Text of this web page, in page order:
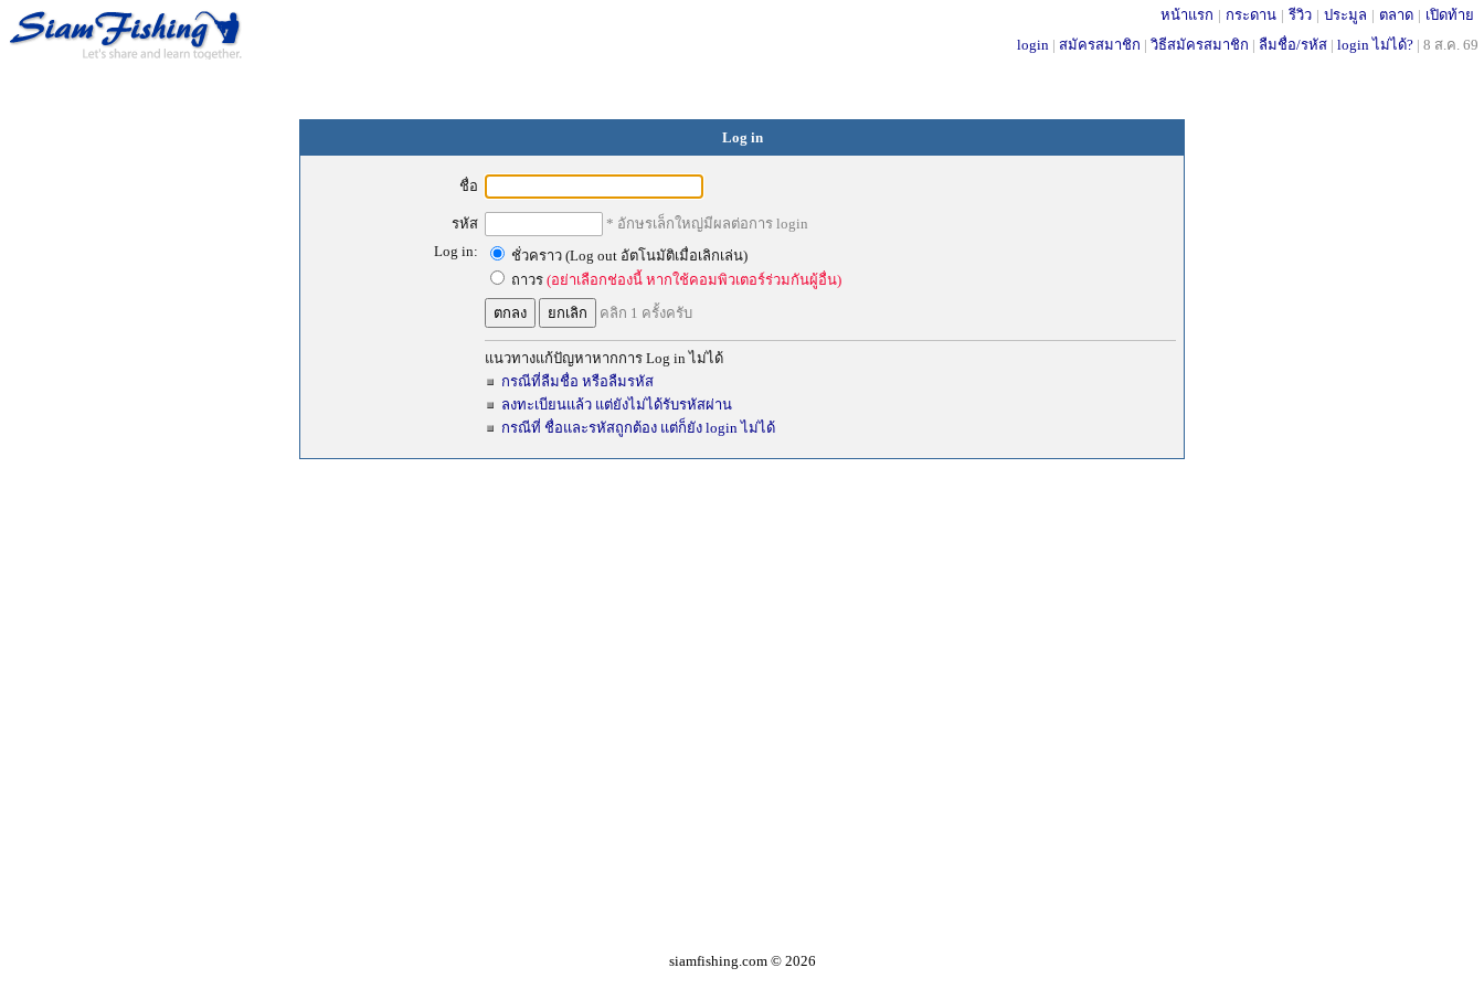
หน้าแรก | กระดาน | รีวิว | ประมูล | ตลาด | เปิดท้าย
login | สมัครสมาชิก | วิธีสมัครสมาชิก | ลืมชื่อ/รหัส | login ไม่ได้? | 8 ส.ค. 69
Log in
ชื่อ
รหัส
* อักษรเล็กใหญ่มีผลต่อการ login
Log in:
ชั่วคราว (Log out อัตโนมัติเมื่อเลิกเล่น)
ถาวร (อย่าเลือกช่องนี้ หากใช้คอมพิวเตอร์ร่วมกันผู้อื่น)
คลิก 1 ครั้งครับ
แนวทางแก้ปัญหาหากการ Log in ไม่ได้
กรณีที่ลืมชื่อ หรือลืมรหัส
ลงทะเบียนแล้ว แต่ยังไม่ได้รับรหัสผ่าน
กรณีที่ ชื่อและรหัสถูกต้อง แต่ก็ยัง login ไม่ได้
siamfishing.com © 2026